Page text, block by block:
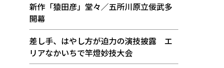
新作「猿田彦」堂々／五所川原立佞武多
開幕
差し手、はやし方が迫力の演技披露 エ
リアなかいちで竿燈妙技大会